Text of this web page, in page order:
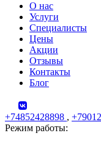
О нас
Услуги
Специалисты
Цены
Акции
Отзывы
Контакты
Блог
+74852428898 ,
Режим работы: